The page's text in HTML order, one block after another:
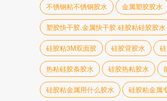
不锈钢粘不锈钢胶水 金属塑胶胶水
塑胶快干胶.金属快干胶.硅胶粘硅胶胶水
硅胶粘3M双面胶 硅胶背胶水
热粘硅胶条胶水 硅胶热粘胶水
硅胶粘金属用什么胶水 硅胶粘金属